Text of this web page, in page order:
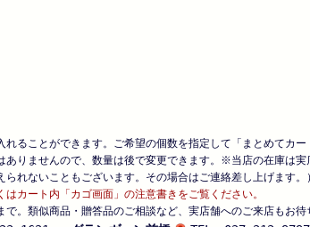
れることができます。ご希望の個数を指定して「まとめてカー
りませんので、数量は後で変更できます。※当店の在庫は実
れないこともございます。その場合はご連絡差し上げます。）
カート内「カゴ画面」の注意書きをご覧ください。
。類似商品・贈答品のご相談など、実店舗へのご来店もお待